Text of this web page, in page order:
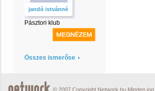
jandó istvánné
Pásztori klub
Összes ismerőse
© 2007 Copyright Network.hu Minden jog